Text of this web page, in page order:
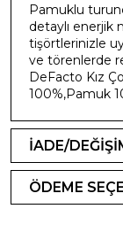
Pamuklu
detaylı enerjik
tişörtlerinizle
ve törenlerde
DeFacto Kız
100%,Pamuk
İADE/
ÖDEME